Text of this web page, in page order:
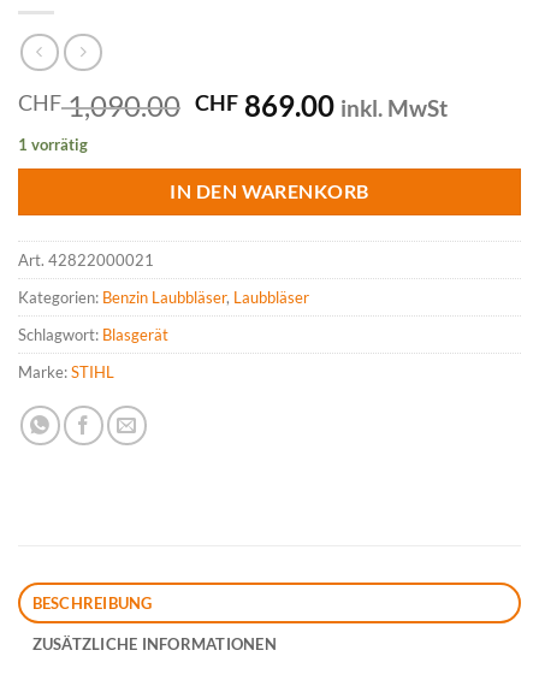
CHF1,090.00 Ursprünglicher
war:
CHF 1,090.00
CHF 869.00Aktueller
ist:
CHF 869.00.
inkl. MwSt
1 vorrätig
IN DEN WARENKORB
Art. 42822000021
Kategorien: Benzin Laubbläser, Laubbläser
Schlagwort: Blasgerät
Marke:STIHL
BESCHREIBUNG
ZUSÄTZLICHE INFORMATIONEN